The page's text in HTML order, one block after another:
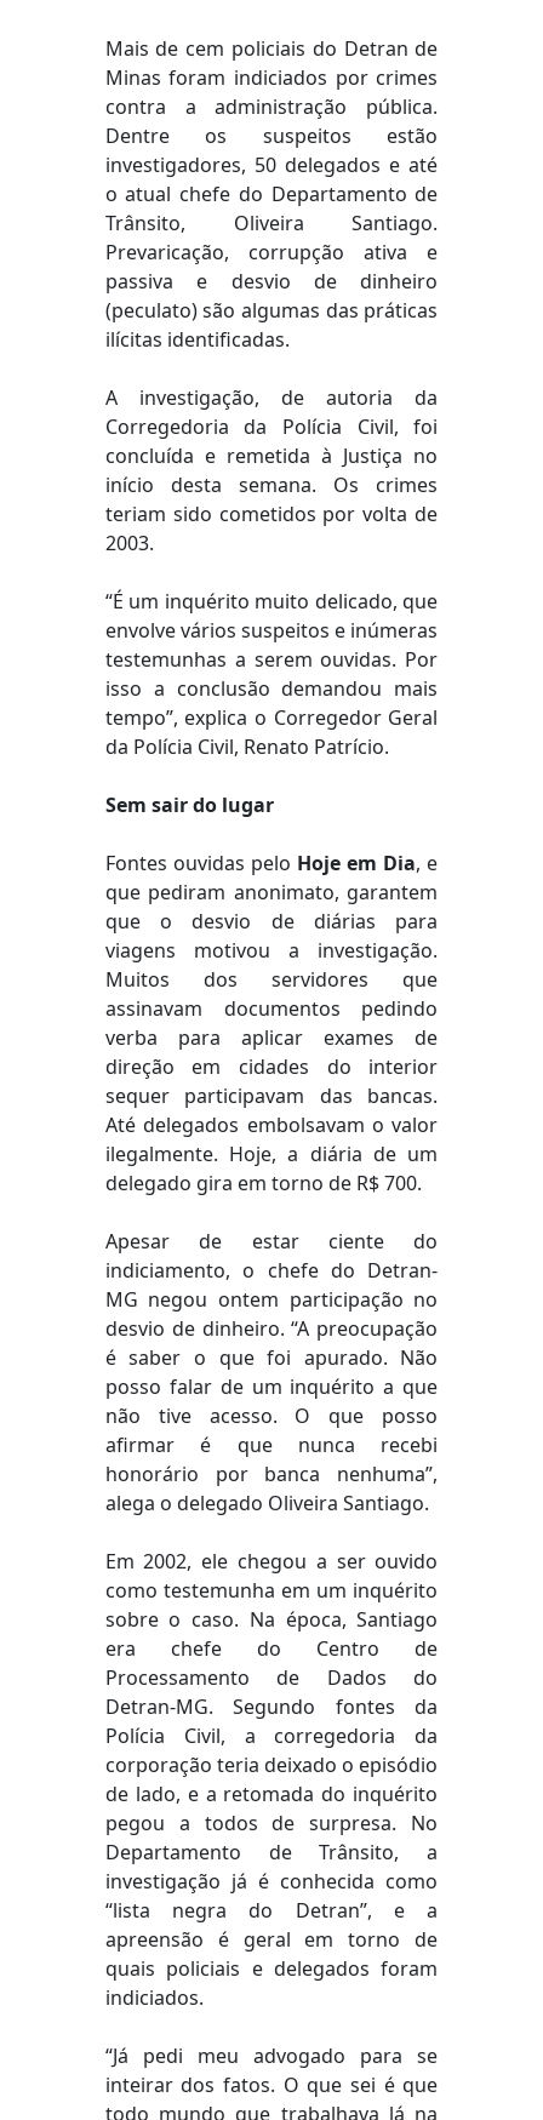
Mais de cem policiais do Detran de
Minas foram indiciados por crimes
contra a administração pública.
Dentre os suspeitos estão
investigadores, 50 delegados e até
o atual chefe do Departamento de
Trânsito, Oliveira Santiago.
Prevaricação, corrupção ativa e
passiva e desvio de dinheiro
(peculato) são algumas das práticas
ilícitas identificadas.
A investigação, de autoria da
Corregedoria da Polícia Civil, foi
concluída e remetida à Justiça no
início desta semana. Os crimes
teriam sido cometidos por volta de
2003.
“É um inquérito muito delicado, que
envolve vários suspeitos e inúmeras
testemunhas a serem ouvidas. Por
isso a conclusão demandou mais
tempo”, explica o Corregedor Geral
da Polícia Civil, Renato Patrício.
Sem sair do lugar
Fontes ouvidas pelo Hoje em Dia, e
que pediram anonimato, garantem
que o desvio de diárias para
viagens motivou a investigação.
Muitos dos servidores que
assinavam documentos pedindo
verba para aplicar exames de
direção em cidades do interior
sequer participavam das bancas.
Até delegados embolsavam o valor
ilegalmente. Hoje, a diária de um
delegado gira em torno de R$ 700.
Apesar de estar ciente do
indiciamento, o chefe do Detran-
MG negou ontem participação no
desvio de dinheiro. “A preocupação
é saber o que foi apurado. Não
posso falar de um inquérito a que
não tive acesso. O que posso
afirmar é que nunca recebi
honorário por banca nenhuma”,
alega o delegado Oliveira Santiago.
Em 2002, ele chegou a ser ouvido
como testemunha em um inquérito
sobre o caso. Na época, Santiago
era chefe do Centro de
Processamento de Dados do
Detran-MG. Segundo fontes da
Polícia Civil, a corregedoria da
corporação teria deixado o episódio
de lado, e a retomada do inquérito
pegou a todos de surpresa. No
Departamento de Trânsito, a
investigação já é conhecida como
“lista negra do Detran”, e a
apreensão é geral em torno de
quais policiais e delegados foram
indiciados.
“Já pedi meu advogado para se
inteirar dos fatos. O que sei é que
todo mundo que trabalhava lá na